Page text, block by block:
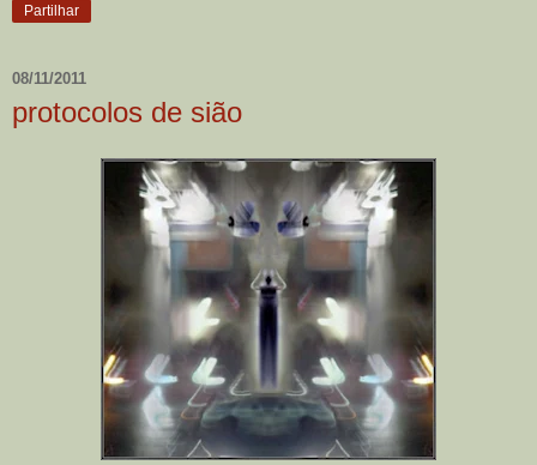
Partilhar
08/11/2011
protocolos de sião